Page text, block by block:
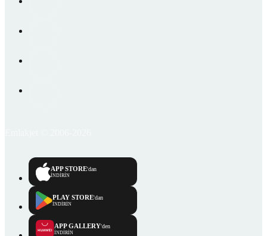
APP STORE'dan
İNDİRİN
PLAY STORE'dan
İNDİRİN
APP GALLERY'den
İNDİRİN